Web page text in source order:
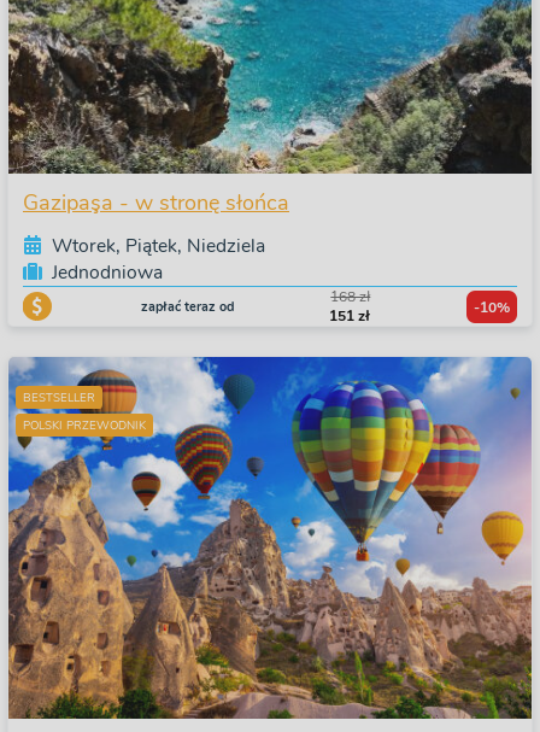
Gazipaşa - w stronę słońca
Wtorek, Piątek, Niedziela
Jednodniowa
zapłać teraz od
168 zł
151 zł
-10%
BESTSELLER
POLSKI PRZEWODNIK